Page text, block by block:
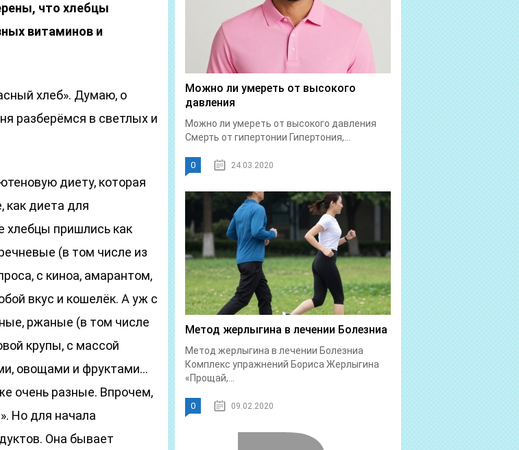
что хлебцы
витаминов и
хлеб». Думаю, о
разберёмся в светлых и
диету, которая
как диета для
хлебцы пришлись как
(в том числе из
с киноа, амарантом,
вкус и кошелёк. А уж с
ржаные (в том числе
крупы, с массой
овощами и фруктами…
очень разные. Впрочем,
Но для начала
Она бывает
Можно ли умереть от высокого
давления
Можно ли умереть от высокого давления
Смерть от гипертонии Гипертония,...
0 24.03.2020
Метод жерлыгина в лечении Болезниа
Метод жерлыгина в лечении Болезниа
Комплекс упражнений Бориса Жерлыгина
«Прощай,...
0 09.02.2020